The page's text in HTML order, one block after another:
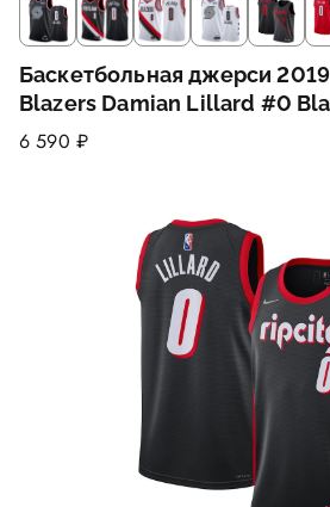
Баскетбольная джерси
Blazers Damian Lillard #0
Jersey
6 590 ₽